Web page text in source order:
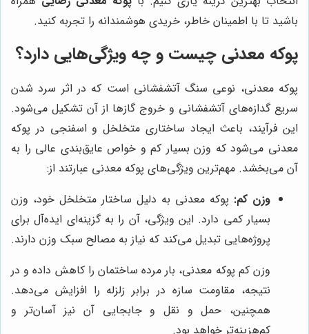
باشید تا با اطمینان خاطر، خریدی هوشمندانه را تجربه کنید.
پوکه معدنی چیست و چه ویژگی‌هایی دارد؟
پوکه معدنی، نوعی سنگ آتشفشانی است که در اثر سرد شدن
سریع گدازه‌های آتشفشانی و خروج گازها از آن تشکیل می‌شود.
این فرآیند، باعث ایجاد ساختاری متخلخل و اسفنجی در پوکه
معدنی می‌شود که وزن بسیار کم و خواص عایق‌بندی عالی را به
آن می‌بخشد. مهم‌ترین ویژگی‌های پوکه معدنی عبارتند از:
وزن کم: پوکه معدنی به دلیل ساختار متخلخل خود، وزن
بسیار کمی دارد. این ویژگی، آن را به گزینه‌ای ایده‌آل برای
پروژه‌هایی تبدیل می‌کند که نیاز به مصالح سبک وزن دارند.
وزن کم پوکه معدنی، بار مرده ساختمان را کاهش داده و در
نتیجه، مقاومت سازه در برابر زلزله را افزایش می‌دهد.
همچنین، حمل و نقل و جابجایی آن نیز آسان‌تر و
کم‌هزینه‌تر خواهد بود.